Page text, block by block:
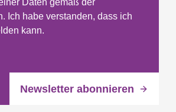
Daten gemäß der
Ich habe verstanden, dass ich
kann.